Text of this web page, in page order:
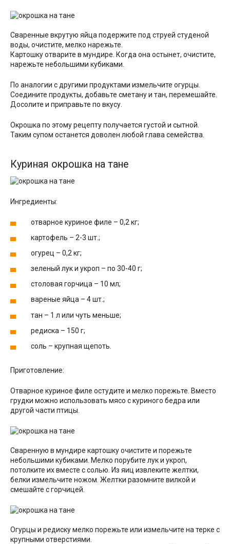
Сваренные вкрутую яйца подержите под струей студеной
воды, очистите, мелко нарежьте.
Картошку отварите в мундире. Когда она остынет, очистите,
нарежьте небольшими кубиками.
По аналогии с другими продуктами измельчите огурцы.
Соедините продукты, добавьте сметану и тан, перемешайте.
Досолите и приправьте по вкусу.
Окрошка по этому рецепту получается густой и сытной.
Таким супом останется доволен любой глава семейства.
Куриная окрошка на тане
Ингредиенты:
отварное куриное филе – 0,2 кг;
картофель – 2-3 шт.;
огурец – 0,2 кг;
зеленый лук и укроп – по 30-40 г;
столовая горчица – 10 мл;
вареные яйца – 4 шт.;
тан – 1 л или чуть меньше;
редиска – 150 г;
соль – крупная щепоть.
Приготовление:
Отварное куриное филе остудите и мелко порежьте. Вместо
грудки можно использовать мясо с куриного бедра или
другой части птицы.
Сваренную в мундире картошку очистите и порежьте
небольшими кубиками. Мелко порубите лук и укроп,
потолките их вместе с солью. Из яиц извлеките желтки,
белки измельчите ножом. Желтки разомните вилкой и
смешайте с горчицей.
Огурцы и редиску мелко порежьте или измельчите на терке с
крупными отверстиями.